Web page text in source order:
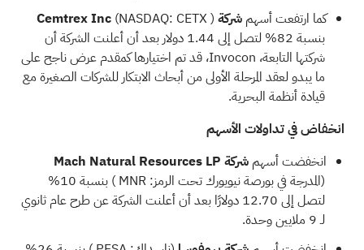
كما ارتفعت أسهم شركة Cemtrex Inc (NASDAQ: CETX)
بنسبة 82% لتصل إلى 1.44 دولار بعد أن أعلنت الشركة أن
شركتها التابعة، Invocon، قد تم اختيارها كمقدم عرض ناجح على
ما يبدو لعقد المرحلة الأولى من أبحاث الابتكار للشركات الصغيرة مع
قيادة أنظمة البحرية.
انخفاض في تداولات الأسهم
انخفضت أسهم شركة Mach Natural Resources LP
(المدرجة في بورصة نيويورك تحت الرمز: MNR
) بنسبة 10%
لتصل إلى 12.70 دولارًا بعد أن أعلنت الشركة عن طرح عام ثانوي
لـ 9 ملايين وحدة.